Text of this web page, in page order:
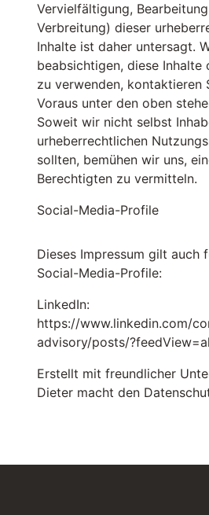
Vervielfältigung,
Verbreitung) dieser
Inhalte ist daher untersagt.
beabsichtigen, diese Inhalte
zu verwenden, kontaktieren
Voraus unter den oben
Soweit wir nicht selbst
urheberrechtlichen
sollten, bemühen wir uns,
Berechtigten zu vermitteln.
Social-Media-Profile
Dieses Impressum gilt auch
Social-Media-Profile:
LinkedIn:
https://www.linkedin.com/
advisory/posts/
Erstellt mit freundlicher
Dieter macht den